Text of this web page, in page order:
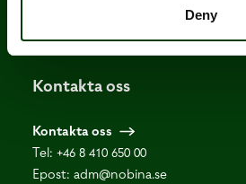
Deny
operatör inom kollektivtrafik.
Kontakta oss
Kontakta oss
Tel: +46 8 410 650 00
Epost: adm@nobina.se